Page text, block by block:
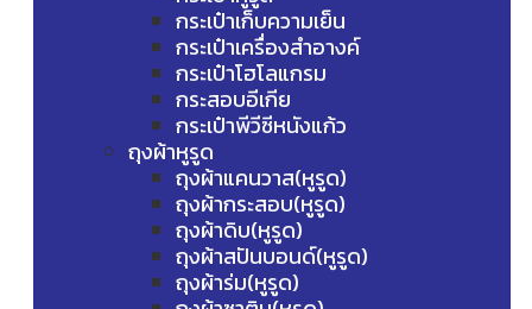
กระเป๋าเก็บความเย็น
กระเป๋าเครื่องสำอางค์
กระเป๋าโฮโลแกรม
กระสอบอีเกีย
กระเป๋าพีวีซีหนังแก้ว
ถุงผ้าหูรูด
ถุงผ้าแคนวาส(หูรูด)
ถุงผ้ากระสอบ(หูรูด)
ถุงผ้าดิบ(หูรูด)
ถุงผ้าสปันบอนด์(หูรูด)
ถุงผ้าร่ม(หูรูด)